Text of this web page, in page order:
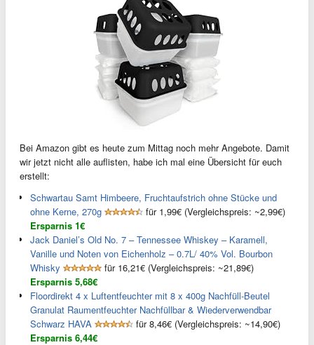
Bei Amazon gibt es heute zum Mittag noch mehr Angebote. Damit
wir jetzt nicht alle auflisten, habe ich mal eine Übersicht für euch
erstellt:
Schwartau Samt Himbeere, Fruchtaufstrich ohne Stücke und
ohne Kerne, 270g
für 1,99€ (Vergleichspreis: ~2,99€)
Ersparnis 1€
Jack Daniel’s Old No. 7 – Tennessee Whiskey – Karamell,
Vanille und Noten von Eichenholz – 0.7L/ 40% Vol. Bourbon
Whisky
für 16,21€ (Vergleichspreis: ~21,89€)
Ersparnis 5,68€
Floordirekt 4 x Luftentfeuchter mit 8 x 400g Nachfüll-Beutel
Granulat Raumentfeuchter Nachfüllbar & Wiederverwendbar
Schwarz HAVA
für 8,46€ (Vergleichspreis: ~14,90€)
Ersparnis 6,44€